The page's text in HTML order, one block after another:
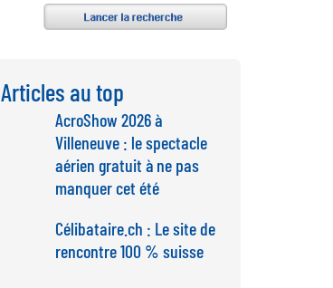
Articles au top
AcroShow 2026 à
Villeneuve : le spectacle
aérien gratuit à ne pas
manquer cet été
Célibataire.ch : Le site de
rencontre 100 % suisse